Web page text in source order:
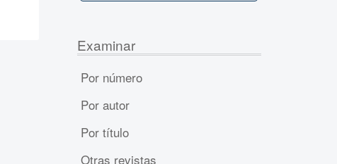
Examinar
Por número
Por autor
Por título
Otras revistas